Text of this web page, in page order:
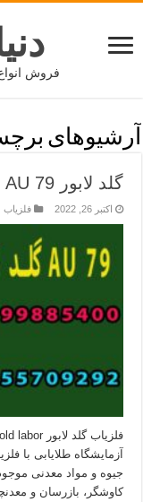
فروش
آرشیوهای
گلد لابور AU 79
اکتبر 26, 2022 فلزیاب
کاوشگر، بازرسان و